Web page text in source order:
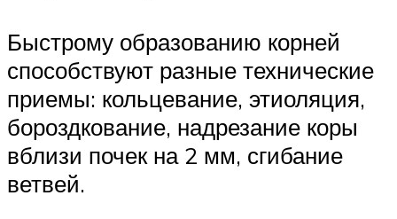
Быстрому образованию корней
способствуют разные технические
приемы: кольцевание, этиоляция,
бороздкование, надрезание коры
вблизи почек на 2 мм, сгибание
ветвей.